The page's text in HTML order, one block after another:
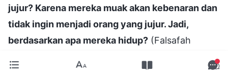
jujur? Karena mereka muak akan kebenaran dan
tidak ingin menjadi orang yang jujur. Jadi,
berdasarkan apa mereka hidup? (Falsafah
tentang cara berinteraksi dengan orang lain dan
cara-cara manusia.)
Mengandalkan cara-cara